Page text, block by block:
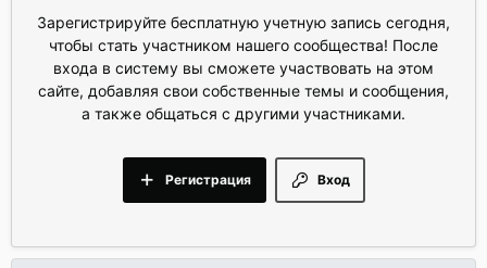
Зарегистрируйте бесплатную учетную запись сегодня,
чтобы стать участником нашего сообщества! После
входа в систему вы сможете участвовать на этом
сайте, добавляя свои собственные темы и сообщения,
а также общаться с другими участниками.
Вход
Регистрация